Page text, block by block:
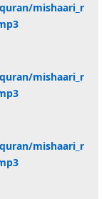
mishaari_r
mishaari_r
mishaari_r